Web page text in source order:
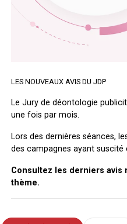
LES NOUVEAUX AVIS DU JDP
Le Jury de déontologie
une fois par mois.
Lors des dernières séances,
des campagnes ayant suscité
Consultez les derniers avis
thème.